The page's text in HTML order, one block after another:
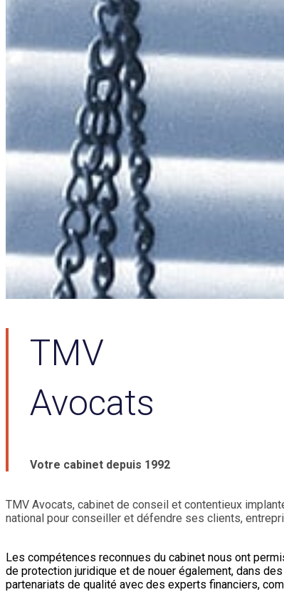
TMV
Avocats
Votre cabinet depuis 1992
TMV Avocats, cabinet de conseil et contentieux
national pour conseiller et défendre ses clients,
Les compétences reconnues du cabinet nous ont
de protection juridique et de nouer également, dans
partenariats de qualité avec des experts financiers,